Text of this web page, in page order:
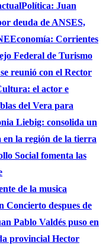
Política: Juan
deuda de ANSES,
Economía: Corrientes
Federal de Turismo
reunió con el Rector
el actor e
del Vera para
Liebig: consolida un
en la región de la tierra
Social fomenta las
de la musica
Concierto despues de
Pablo Valdés puso en
provincial Hector